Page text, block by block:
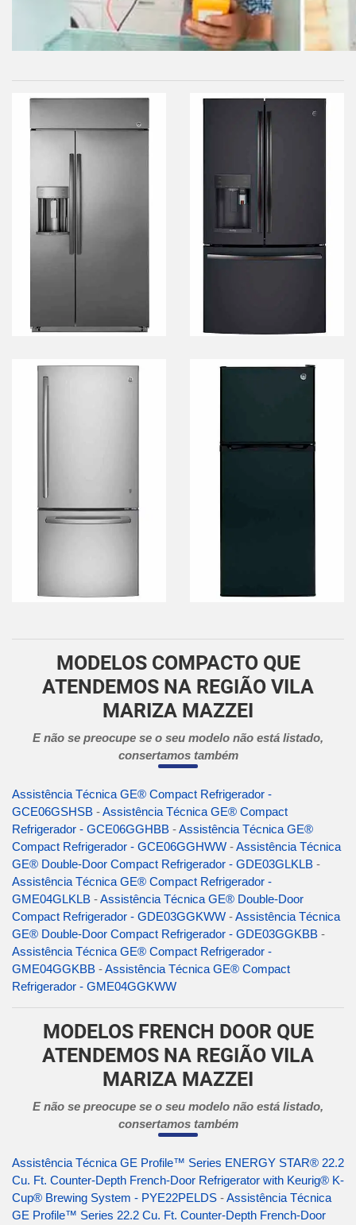
MODELOS COMPACTO QUE
ATENDEMOS NA REGIÃO VILA
MARIZA MAZZEI
E não se preocupe se o seu modelo não está listado,
consertamos também
Assistência Técnica GE® Compact Refrigerador -
GCE06GSHSB -Assistência Técnica GE® Compact
Refrigerador - GCE06GGHBB -Assistência Técnica GE®
Compact Refrigerador - GCE06GGHWW -Assistência Técnica
GE® Double-Door Compact Refrigerador - GDE03GLKLB -
Assistência Técnica GE® Compact Refrigerador -
GME04GLKLB -Assistência Técnica GE® Double-Door
Compact Refrigerador - GDE03GGKWW -Assistência Técnica
GE® Double-Door Compact Refrigerador - GDE03GGKBB -
Assistência Técnica GE® Compact Refrigerador -
GME04GGKBB -Assistência Técnica GE® Compact
Refrigerador - GME04GGKWW
MODELOS FRENCH DOOR QUE
ATENDEMOS NA REGIÃO VILA
MARIZA MAZZEI
E não se preocupe se o seu modelo não está listado,
consertamos também
Assistência Técnica GE Profile™ Series ENERGY STAR® 22.2
Cu. Ft. Counter-Depth French-Door Refrigerator with Keurig® K-
Cup® Brewing System - PYE22PELDS -Assistência Técnica
GE Profile™ Series 22.2 Cu. Ft. Counter-Depth French-Door